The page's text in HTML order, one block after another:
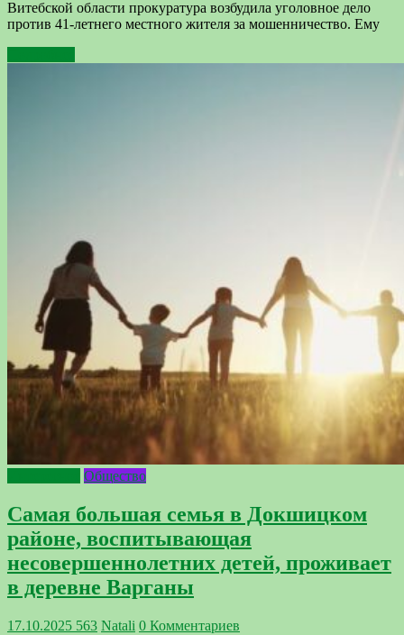
Витебской области прокуратура возбудила уголовное дело
против 41-летнего местного жителя за мошенничество. Ему
Общество
Самая большая семья в Докшицком
районе, воспитывающая
несовершеннолетних детей, проживает
в деревне Варганы
17.10.2025 563 Natali 0 Комментариев